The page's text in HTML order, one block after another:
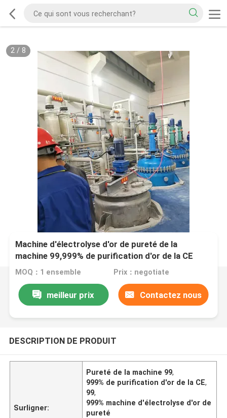
2/ 8
Machine d'électrolyse d'or de pureté de la
machine 99,999% de purification d'or de la CE
MOQ：1 ensemble Prix：negotiate
meilleur prix Contactez nous
DESCRIPTION DE PRODUIT
Surligner:
Pureté de la machine 99,
999% de purification d'or de la CE,
99,
999% machine d'électrolyse d'or de
pureté